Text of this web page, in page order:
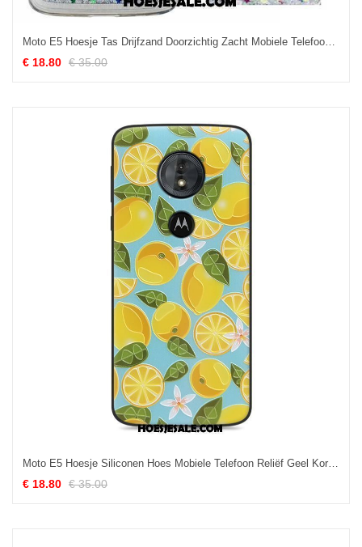
Moto E5 Hoesje Tas Drijfzand Doorzichtig Zacht Mobiele Telefoon Online
€ 18.80 € 35.00
Moto E5 Hoesje Siliconen Hoes Mobiele Telefoon Reliëf Geel Korting
€ 18.80 € 35.00